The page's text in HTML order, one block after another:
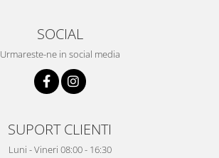
SOCIAL
Urmareste-ne in social media
SUPORT CLIENTI
Luni - Vineri 08:00 - 16:30